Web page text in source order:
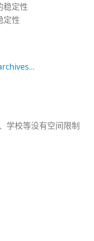
稳定性
定性
https://kilho.net/archives/notice/2940
学校等没有空间限制